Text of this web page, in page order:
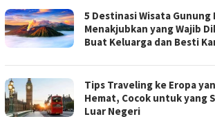
5 Destinasi Wisata Gunung
Menakjubkan yang Wajib
Buat Keluarga dan Besti
Tips Traveling ke Eropa
Hemat, Cocok untuk yang
Luar Negeri